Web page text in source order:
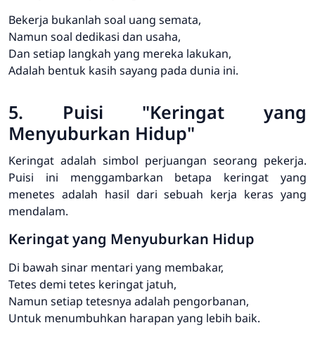
Bekerja bukanlah soal uang semata,
Namun soal dedikasi dan usaha,
Dan setiap langkah yang mereka lakukan,
Adalah bentuk kasih sayang pada dunia ini.
5. Puisi "Keringat yang
Menyuburkan Hidup"
Keringat adalah simbol perjuangan seorang pekerja.
Puisi ini menggambarkan betapa keringat yang
menetes adalah hasil dari sebuah kerja keras yang
mendalam.
Keringat yang Menyuburkan Hidup
Di bawah sinar mentari yang membakar,
Tetes demi tetes keringat jatuh,
Namun setiap tetesnya adalah pengorbanan,
Untuk menumbuhkan harapan yang lebih baik.